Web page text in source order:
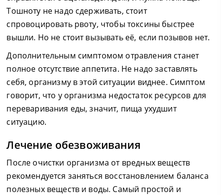
Тошноту не надо сдерживать, стоит
спровоцировать рвоту, чтобы токсины быстрее
вышли. Но не стоит вызывать её, если позывов нет.
Дополнительным симптомом отравления станет
полное отсутствие аппетита. Не надо заставлять
себя, организму в этой ситуации виднее. Симптом
говорит, что у организма недостаток ресурсов для
переваривания еды, значит, пища ухудшит
ситуацию.
Лечение обезвоживания
После очистки организма от вредных веществ
рекомендуется заняться восстановлением баланса
полезных веществ и воды. Самый простой и